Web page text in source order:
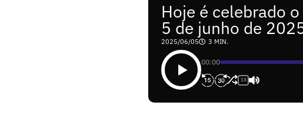
Hoje é celebrado
5 de junho de
2025/06/05 3 MIN.
00:00
1X